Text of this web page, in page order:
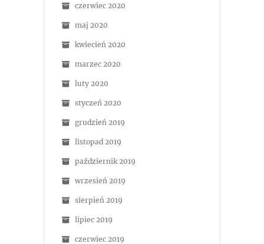
czerwiec 2020
maj 2020
kwiecień 2020
marzec 2020
luty 2020
styczeń 2020
grudzień 2019
listopad 2019
październik 2019
wrzesień 2019
sierpień 2019
lipiec 2019
czerwiec 2019